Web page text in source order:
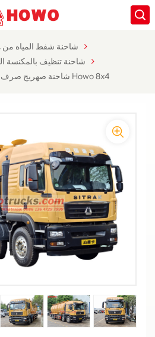
شاحنة شفط المياه من
شاحنة تنظيف بالمكنسة
شاحنة صهريج صرف صحي ثقيلة من نوع Howo 8x4